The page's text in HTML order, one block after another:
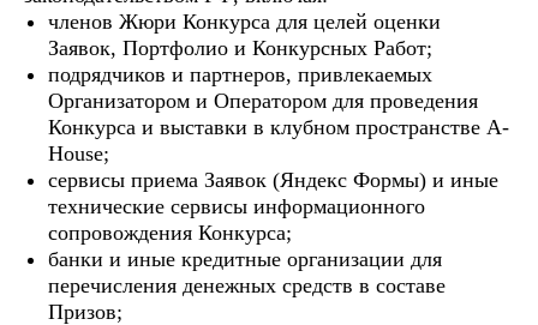
членов Жюри Конкурса для целей оценки
Заявок, Портфолио и Конкурсных Работ;
подрядчиков и партнеров, привлекаемых
Организатором и Оператором для проведения
Конкурса и выставки в клубном пространстве A-
House;
сервисы приема Заявок (Яндекс Формы) и иные
технические сервисы информационного
сопровождения Конкурса;
банки и иные кредитные организации для
перечисления денежных средств в составе
Призов;